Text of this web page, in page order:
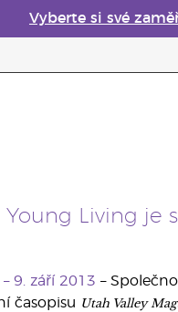
Vyberte si své
Young Living je
– 9. září 2013 –
časopisu Utah Valley